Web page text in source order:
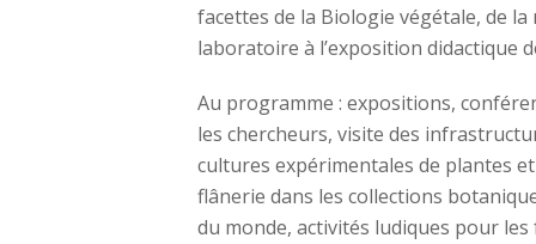
facettes de la Biologie végétale, de la
laboratoire à l’exposition didactique
Au programme : expositions,
les chercheurs, visite des
cultures expérimentales de plantes
flânerie dans les collections
du monde, activités ludiques pour